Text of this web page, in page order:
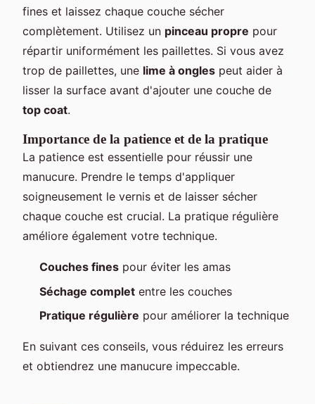
fines et laissez chaque couche sécher
complètement. Utilisez un pinceau propre pour
répartir uniformément les paillettes. Si vous avez
trop de paillettes, une lime à ongles peut aider à
lisser la surface avant d'ajouter une couche de
top coat.
Importance de la patience et de la pratique
La patience est essentielle pour réussir une
manucure. Prendre le temps d'appliquer
soigneusement le vernis et de laisser sécher
chaque couche est crucial. La pratique régulière
améliore également votre technique.
Couches fines pour éviter les amas
Séchage complet entre les couches
Pratique régulière pour améliorer la technique
En suivant ces conseils, vous réduirez les erreurs
et obtiendrez une manucure impeccable.